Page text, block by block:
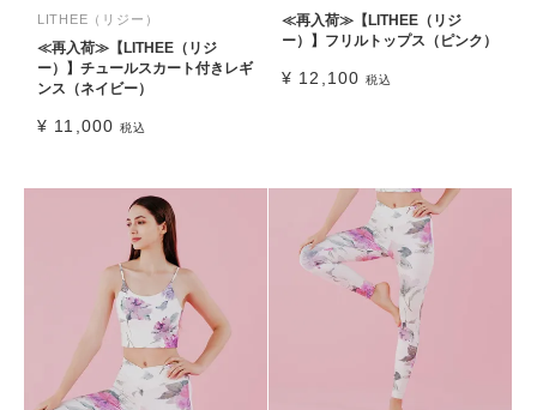
LITHEE（リジー）
≪再入荷≫【LITHEE（リジ
ー）】チュールスカート付きレギ
ンス（ネイビー）
¥ 11,000 税込
≪再入荷≫【LITHEE（リジ
ー）】フリルトップス（ピンク）
¥ 12,100 税込